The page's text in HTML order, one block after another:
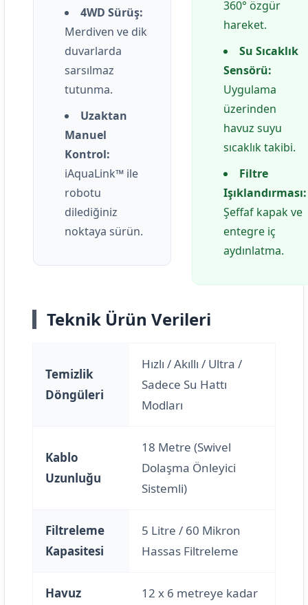
4WD Sürüş:
Merdiven ve dik
duvarlarda
sarsılmaz
tutunma.
Uzaktan
Manuel
Kontrol:
iAquaLink™ ile
robotu
dilediğiniz
noktaya sürün.
360° özgür
hareket.
Su Sıcaklık
Sensörü:
Uygulama
üzerinden
havuz suyu
sıcaklık takibi.
Filtre
Işıklandırması:
Şeffaf kapak ve
entegre iç
aydınlatma.
Teknik Ürün Verileri
Temizlik
Döngüleri
Hızlı / Akıllı / Ultra /
Sadece Su Hattı
Modları
Kablo
Uzunluğu
18 Metre (Swivel
Dolaşma Önleyici
Sistemli)
Filtreleme
Kapasitesi
5 Litre / 60 Mikron
Hassas Filtreleme
Havuz
12 x 6 metreye kadar